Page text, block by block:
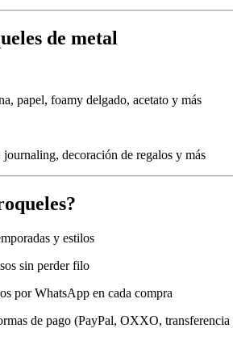
de metal
papel, foamy delgado, acetato y más
decoración de regalos y más
y estilos
sin perder filo
por WhatsApp en cada compra
de pago (PayPal, OXXO, transferencia